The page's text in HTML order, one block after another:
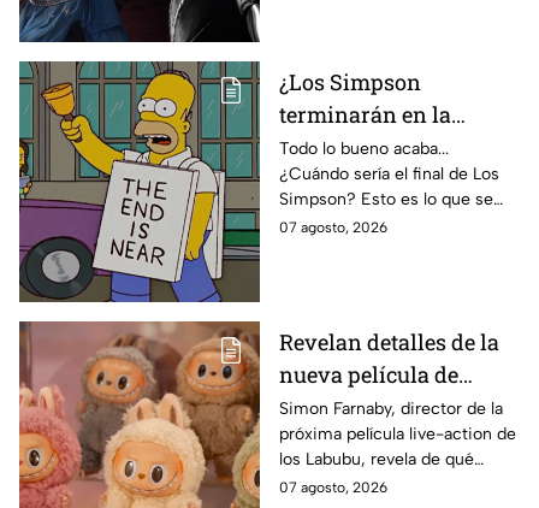
¿Los Simpson
terminarán en la
temporada 40? Actriz
de Bart Simpson da
IMPACTANTE
declaración
Todo lo bueno acaba...
¿Cuándo sería el final de Los
Simpson? Esto es lo que se
sabe:
07 agosto, 2026
Revelan detalles de la
nueva película de
Labubu: de qué tratará
y cuándo se estrena
Simon Farnaby, director de la
próxima película live-action de
los Labubu, revela de qué
tratará la cinta. Aquí te
07 agosto, 2026